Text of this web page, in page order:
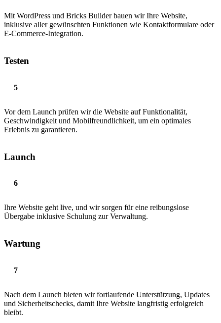
Mit WordPress und Bricks Builder bauen wir Ihre Website,
inklusive aller gewünschten Funktionen wie Kontaktformulare oder
E-Commerce-Integration.
Testen
Vor dem Launch prüfen wir die Website auf Funktionalität,
Geschwindigkeit und Mobilfreundlichkeit, um ein optimales
Erlebnis zu garantieren.
Launch
Ihre Website geht live, und wir sorgen für eine reibungslose
Übergabe inklusive Schulung zur Verwaltung.
Wartung
Nach dem Launch bieten wir fortlaufende Unterstützung, Updates
und Sicherheitschecks, damit Ihre Website langfristig erfolgreich
bleibt.